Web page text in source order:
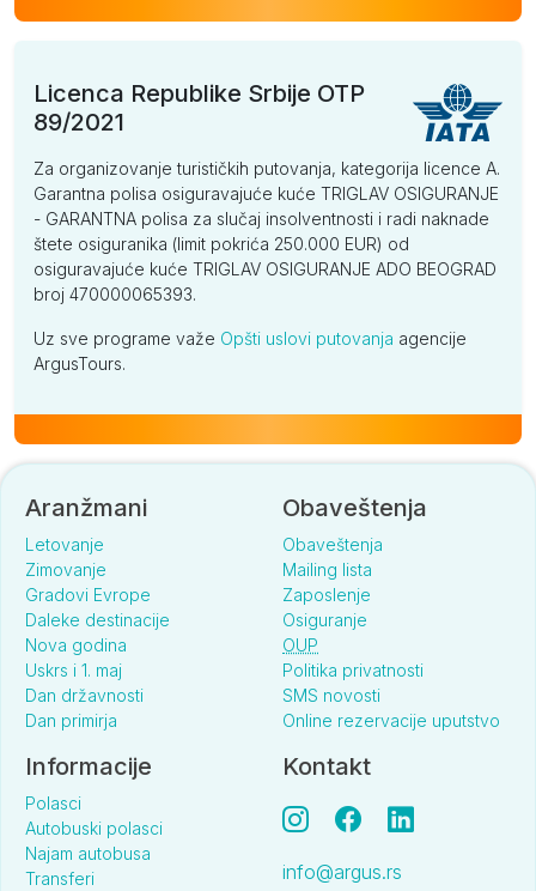
Licenca Republike Srbije OTP
89/2021
Za organizovanje turističkih putovanja, kategorija licence A.
Garantna polisa osiguravajuće kuće TRIGLAV OSIGURANJE
- GARANTNA polisa za slučaj insolventnosti i radi naknade
štete osiguranika (limit pokrića 250.000 EUR) od
osiguravajuće kuće TRIGLAV OSIGURANJE ADO BEOGRAD
broj 470000065393.
Uz sve programe važe Opšti uslovi putovanja agencije
ArgusTours.
Aranžmani
Letovanje
Zimovanje
Gradovi Evrope
Daleke destinacije
Nova godina
Uskrs i 1. maj
Dan državnosti
Dan primirja
Obaveštenja
Obaveštenja
Mailing lista
Zaposlenje
Osiguranje
OUP
Politika privatnosti
SMS novosti
Online rezervacije uputstvo
Informacije
Polasci
Autobuski polasci
Najam autobusa
Transferi
Kontakt
info@argus.rs